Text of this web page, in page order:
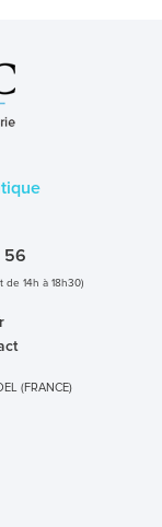
56
de 14h à 18h30)
(FRANCE)